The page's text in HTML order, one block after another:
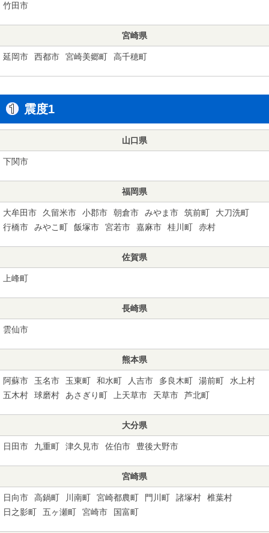
竹田市
宮崎県
延岡市 西都市 宮崎美郷町 高千穂町
震度1
山口県
下関市
福岡県
大牟田市 久留米市 小郡市 朝倉市 みやま市 筑前町
大刀洗町
行橋市
みやこ町 飯塚市 宮若市 嘉麻市 桂川町 赤村
佐賀県
上峰町
長崎県
雲仙市
熊本県
阿蘇市 玉名市 玉東町 和水町 人吉市 多良木町 湯前町
水上村
五木村
球磨村 あさぎり町 上天草市 天草市 芦北町
大分県
日田市 九重町 津久見市 佐伯市 豊後大野市
宮崎県
日向市 高鍋町 川南町 宮崎都農町 門川町 諸塚村
椎葉村
日之影町
五ヶ瀬町 宮崎市 国富町